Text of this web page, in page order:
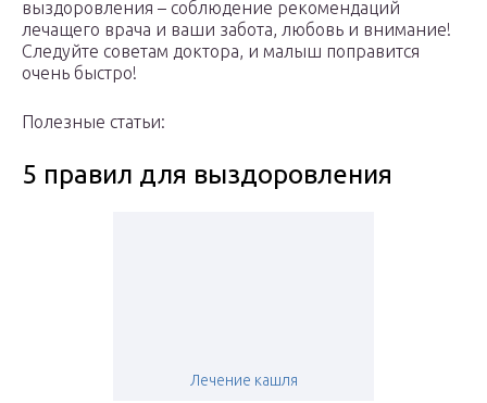
выздоровления – соблюдение рекомендаций
лечащего врача и ваши забота, любовь и внимание!
Следуйте советам доктора, и малыш поправится
очень быстро!
Полезные статьи:
5 правил для выздоровления
Лечение кашля